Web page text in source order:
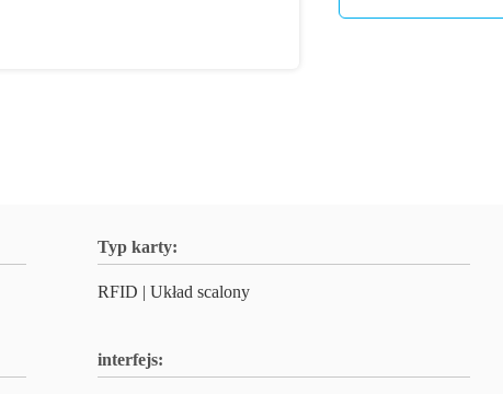
Typ karty:
RFID | Układ scalony
interfejs: